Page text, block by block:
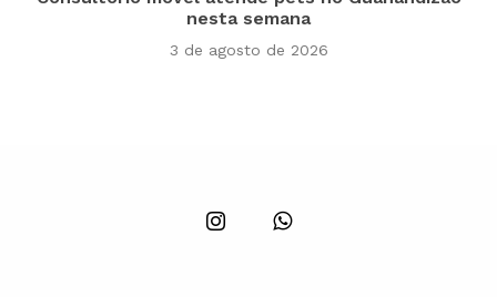
nesta semana
3 de agosto de 2026